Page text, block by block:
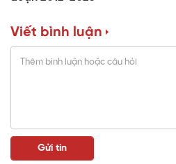
Viết bình luận